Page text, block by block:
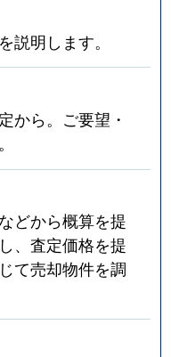
説明します。
から。ご要望・
どから概算を提
、査定価格を提
て売却物件を調